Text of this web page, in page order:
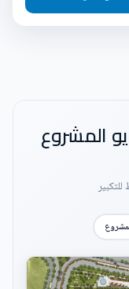
المشروع